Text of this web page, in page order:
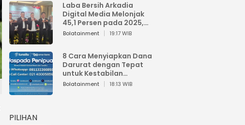
Laba Bersih Arkadia
Digital Media Melonjak
45,1 Persen pada 2025,
Sentuh Rp1,76 Miliar
Bolatainment 19:17 WIB
8 Cara Menyiapkan Dana
Darurat dengan Tepat
untuk Kestabilan
Keuangan
Bolatainment 18:13 WIB
PILIHAN